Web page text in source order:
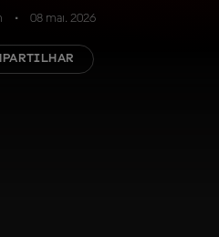
08 mai. 2026